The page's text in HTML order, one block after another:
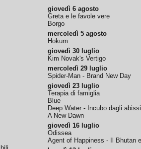
giovedì 6 agosto
Greta e le favole vere
Borgo
mercoledì 5 agosto
Hokum
giovedì 30 luglio
Kim Novak's Vertigo
mercoledì 29 luglio
Spider-Man - Brand New Day
giovedì 23 luglio
Terapia di famiglia
Blue
Deep Water - Incubo dagli abissi
A New Dawn
giovedì 16 luglio
Odissea
Agent of Happiness - Il Bhutan